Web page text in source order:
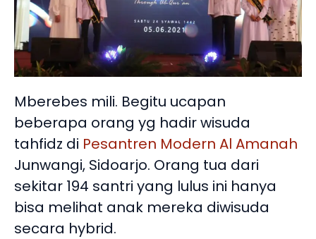
Mberebes mili. Begitu ucapan
beberapa orang yg hadir wisuda
tahfidz di Pesantren Modern Al Amanah
Junwangi, Sidoarjo. Orang tua dari
sekitar 194 santri yang lulus ini hanya
bisa melihat anak mereka diwisuda
secara hybrid.